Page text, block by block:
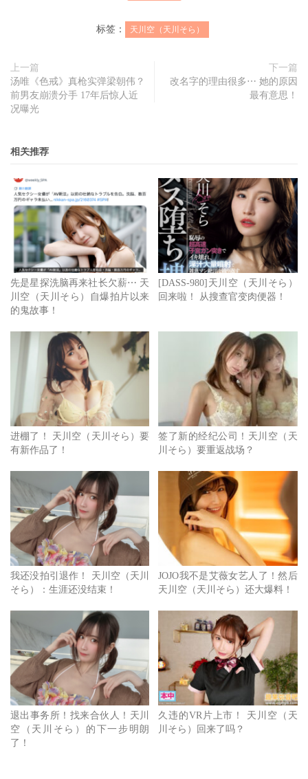
想，想死了，真是没想到天川そら(天川空)突然就回来了，
管这7个多月的时间她在干嘛，就和星まりあ(星麻里亚)一
样，大家都想知道这位女艺人的回来是什么意思？应该不只
有在社群发文、会去拍片对不对？
坦白说，我现在没办法给答案。
一来是目前得到的资讯太少，我和大家都一样就只有看到天
川そら(天川空)发在IG上的限动，二来直到目前发文为止，
天川そら(天川空)并没有更新自己的X(有两个)，我不知道是
标签： 天川空（天川そら）
上一篇
汤唯《色戒》真枪实弹梁朝伟？
前男友崩溃分手 17年后惊人近
况曝光
下一篇
改名字的理由很多⋯ 她的原因
最有意思！
相关推荐
先是星探洗脑再来社长欠薪⋯ 天
川空（天川そら）自爆拍片以来
的鬼故事！
[DASS-980]天川空（天川そら）
回来啦！ 从搜查官变肉便器！
进棚了！ 天川空（天川そら）要
有新作品了！
签了新的经纪公司！天川空（天
川そら）要重返战场？
我还没拍引退作！ 天川空（天川
そら）：生涯还没结束！
JOJO我不是艾薇女艺人了！然后
天川空（天川そら）还大爆料！
退出事务所！找来合伙人！天川
空（天川そら）的下一步明朗
了！
久违的VR片上市！ 天川空（天
川そら）回来了吗？